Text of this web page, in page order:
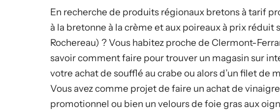
En recherche de produits régionaux bretons à tarif
à la bretonne à la crème et aux poireaux à prix réduit
Rochereau) ? Vous habitez proche de Clermont-
savoir comment faire pour trouver un magasin sur
votre achat de soufflé au crabe ou alors d’un filet de
Vous avez comme projet de faire un achat de
promotionnel ou bien un velours de foie gras aux